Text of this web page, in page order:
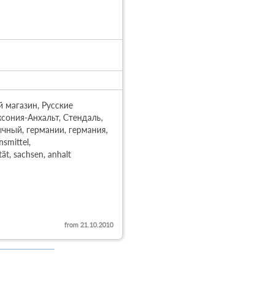
Русские
Анхальт, Стендаль,
германии, германия,
sachsen, anhalt
from 21.10.2010